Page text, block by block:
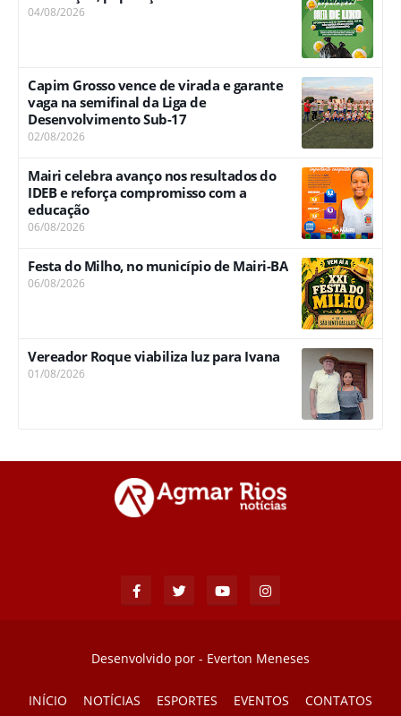
04/08/2026
Capim Grosso vence de virada e garante
vaga na semifinal da Liga de
Desenvolvimento Sub-17
02/08/2026
Mairi celebra avanço nos resultados do
IDEB e reforça compromisso com a
educação
06/08/2026
Festa do Milho, no município de Mairi-BA
06/08/2026
Vereador Roque viabiliza luz para Ivana
01/08/2026
Desenvolvido por - Everton Meneses
INÍCIO NOTÍCIAS ESPORTES EVENTOS CONTATOS